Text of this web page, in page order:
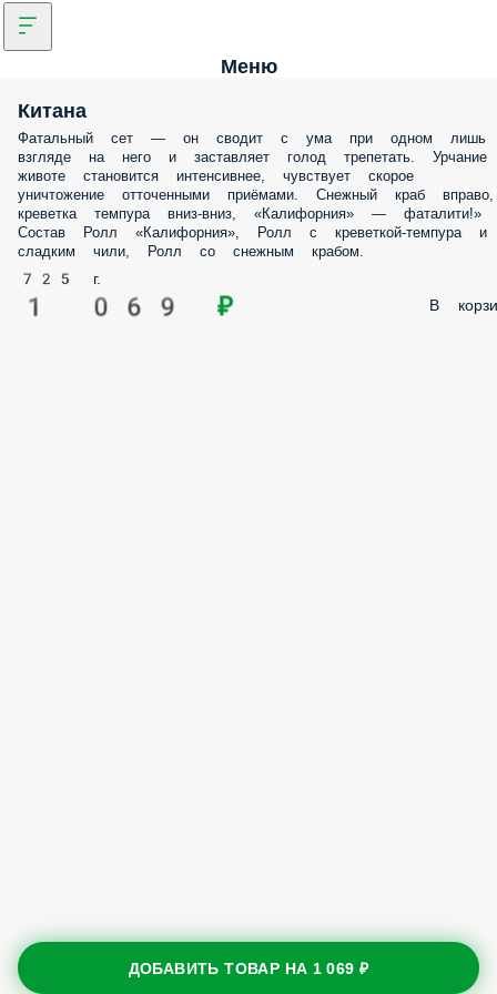
Меню
Китана
Фатальный сет — он сводит с ума при одном лишь
взгляде на него и заставляет голод трепетать.
животе становится интенсивнее, чувствует скорое
уничтожение отточенными приёмами. Снежный краб вправо,
креветка темпура вниз-вниз, «Калифорния» — фаталити!»
Состав Ролл «Калифорния», Ролл с креветкой-темпура и
сладким чили, Ролл со снежным крабом.
725 г.
1 069 ₽ В
ДОБАВИТЬ ТОВАР НА 1 069 ₽